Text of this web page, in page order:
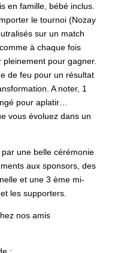
en famille, bébé inclus.
le tournoi (Nozay
sur un match
à chaque fois
pour gagner.
de feu pour un résultat
A noter, 1
pour aplatir…
vous évoluez dans un
une belle cérémonie
aux sponsors, des
et une 3 ème mi-
les supporters.
nos amis
: